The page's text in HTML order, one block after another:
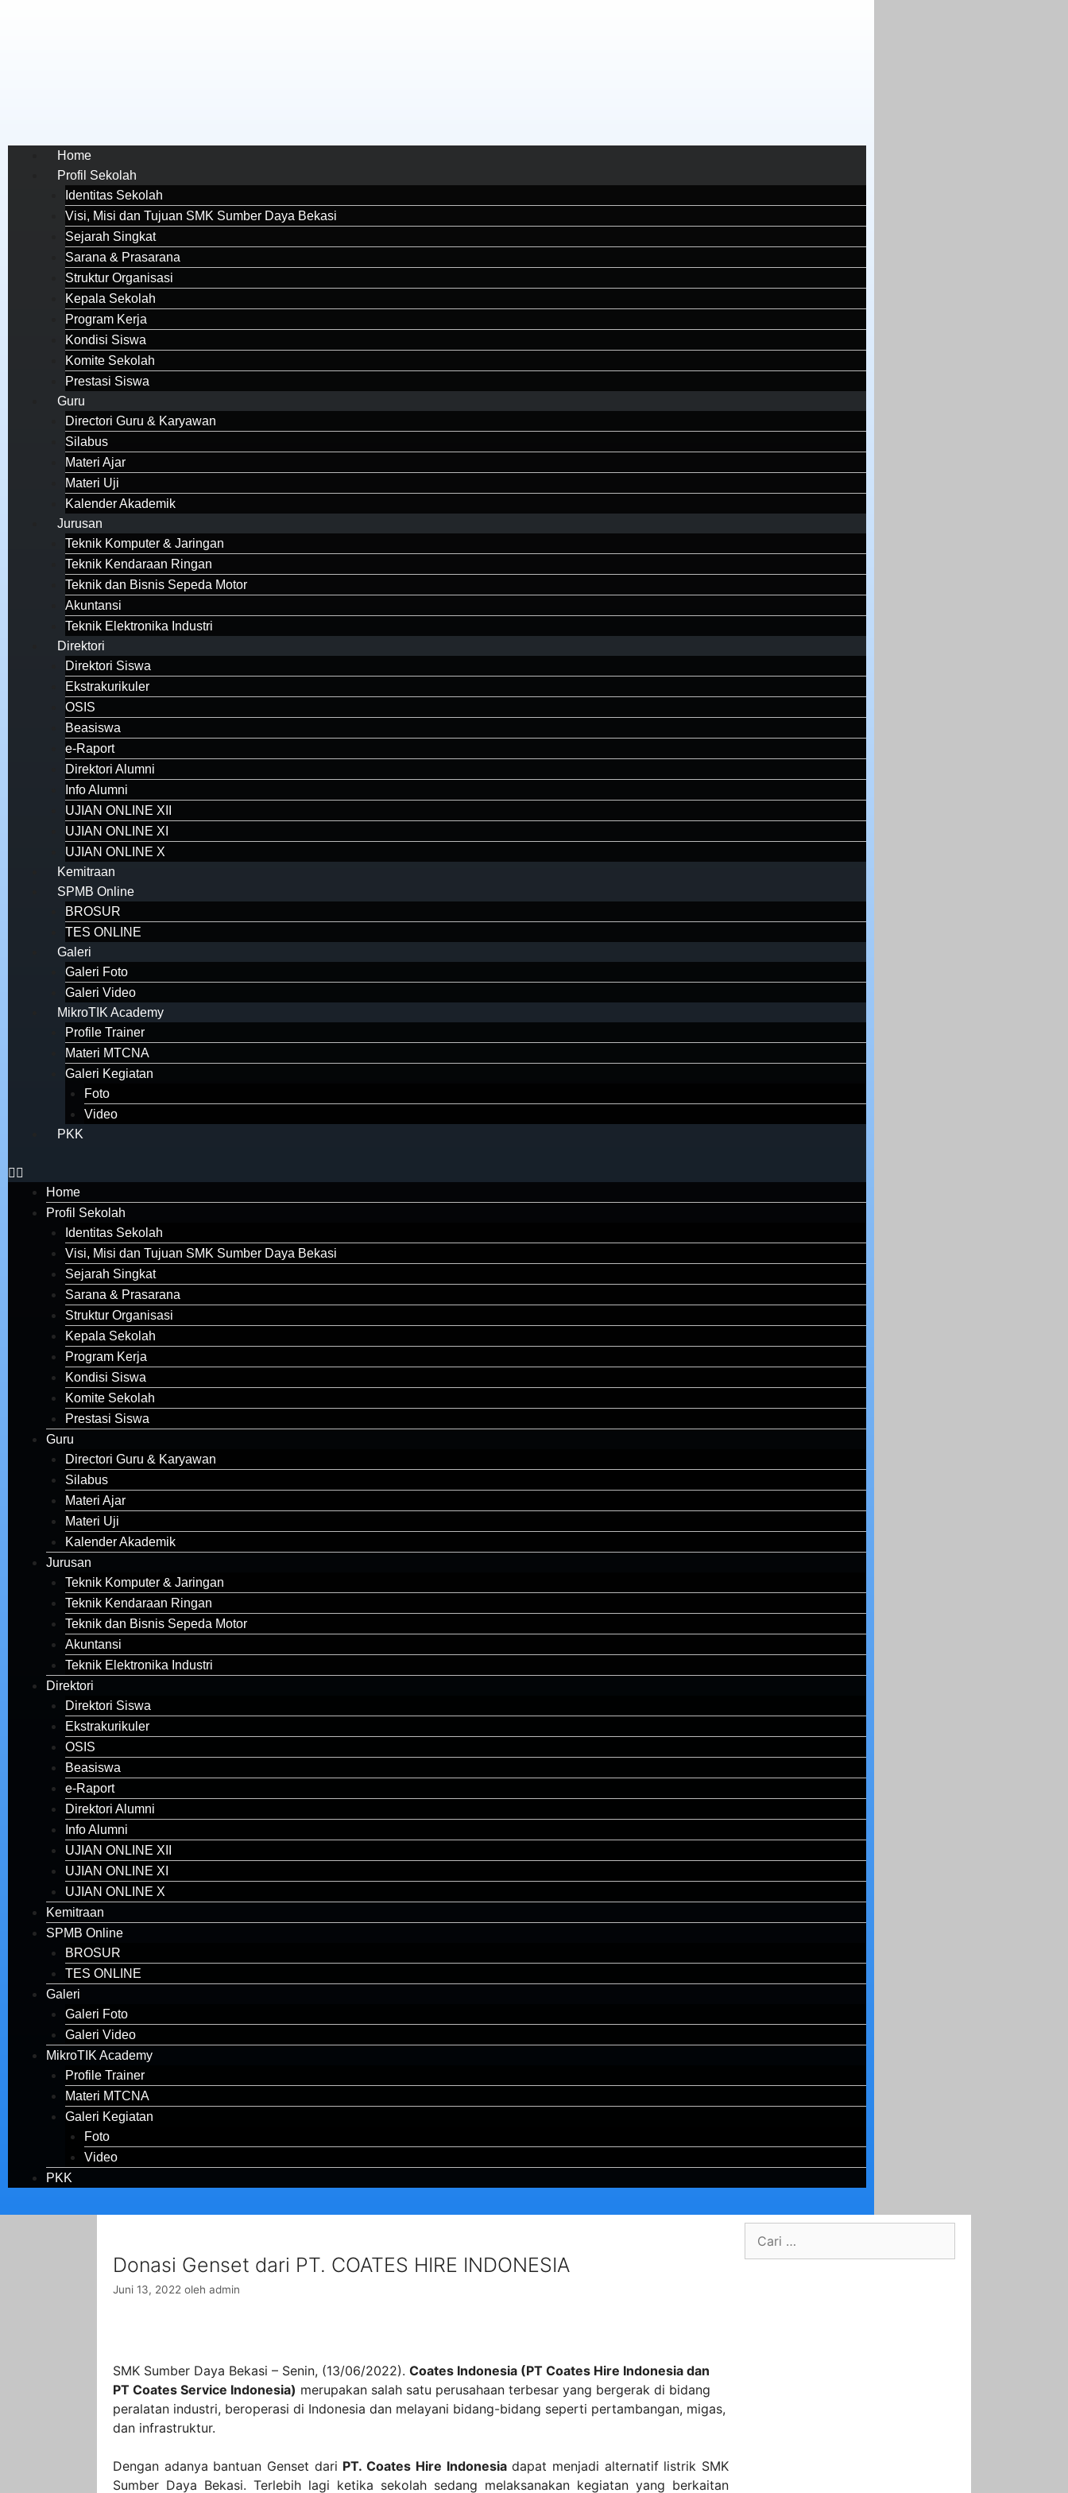
Home
Profil Sekolah
Identitas Sekolah
Visi, Misi dan Tujuan SMK Sumber Daya Bekasi
Sejarah Singkat
Sarana & Prasarana
Struktur Organisasi
Kepala Sekolah
Program Kerja
Kondisi Siswa
Komite Sekolah
Prestasi Siswa
Guru
Directori Guru & Karyawan
Silabus
Materi Ajar
Materi Uji
Kalender Akademik
Jurusan
Teknik Komputer & Jaringan
Teknik Kendaraan Ringan
Teknik dan Bisnis Sepeda Motor
Akuntansi
Teknik Elektronika Industri
Direktori
Direktori Siswa
Ekstrakurikuler
OSIS
Beasiswa
e-Raport
Direktori Alumni
Info Alumni
UJIAN ONLINE XII
UJIAN ONLINE XI
UJIAN ONLINE X
Kemitraan
SPMB Online
BROSUR
TES ONLINE
Galeri
Galeri Foto
Galeri Video
MikroTIK Academy
Profile Trainer
Materi MTCNA
Galeri Kegiatan
Foto
Video
PKK
Home
Profil Sekolah
Identitas Sekolah
Visi, Misi dan Tujuan SMK Sumber Daya Bekasi
Sejarah Singkat
Sarana & Prasarana
Struktur Organisasi
Kepala Sekolah
Program Kerja
Kondisi Siswa
Komite Sekolah
Prestasi Siswa
Guru
Directori Guru & Karyawan
Silabus
Materi Ajar
Materi Uji
Kalender Akademik
Jurusan
Teknik Komputer & Jaringan
Teknik Kendaraan Ringan
Teknik dan Bisnis Sepeda Motor
Akuntansi
Teknik Elektronika Industri
Direktori
Direktori Siswa
Ekstrakurikuler
OSIS
Beasiswa
e-Raport
Direktori Alumni
Info Alumni
UJIAN ONLINE XII
UJIAN ONLINE XI
UJIAN ONLINE X
Kemitraan
SPMB Online
BROSUR
TES ONLINE
Galeri
Galeri Foto
Galeri Video
MikroTIK Academy
Profile Trainer
Materi MTCNA
Galeri Kegiatan
Foto
Video
PKK
Donasi Genset dari PT. COATES HIRE INDONESIA
Juni 13, 2022 oleh admin
SMK Sumber Daya Bekasi – Senin, (13/06/2022). Coates Indonesia (PT Coates Hire Indonesia dan
PT Coates Service Indonesia) merupakan salah satu perusahaan terbesar yang bergerak di bidang
peralatan industri, beroperasi di Indonesia dan melayani bidang-bidang seperti pertambangan, migas,
dan infrastruktur.
Dengan adanya bantuan Genset dari PT. Coates Hire Indonesiadapat menjadi alternatif listrik SMK
Sumber Daya Bekasi. Terlebih lagi ketika sekolah sedang melaksanakan kegiatan yang berkaitan